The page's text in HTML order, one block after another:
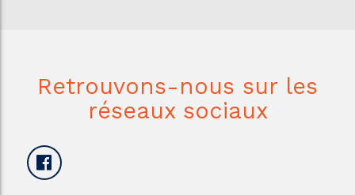
Retrouvons-nous sur les
réseaux sociaux